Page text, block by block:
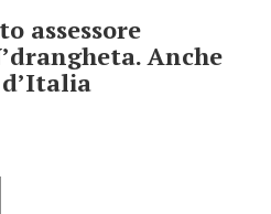
assessore
Anche